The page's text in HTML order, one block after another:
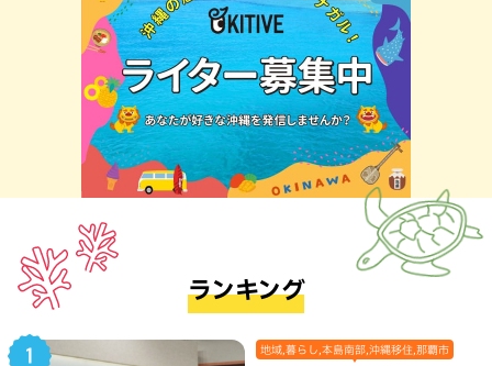
ランキング
地域,暮らし,本島南部,沖縄移住,那覇市